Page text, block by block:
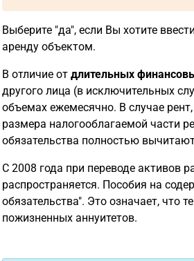
Выберите "да", если Вы хотите ввести
аренду объектом.
В отличие от длительных
другого лица (в исключительных
объемах ежемесячно. В случае
размера налогооблагаемой части
обязательства полностью
С 2008 года при переводе активов
распространяется. Пособия на
обязательства". Это означает, что
пожизненных аннуитетов.